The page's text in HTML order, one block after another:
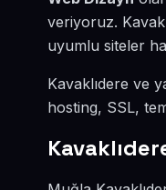
veriyoruz.
uyumlu siteler
Kavaklıdere ve
hosting, SSL,